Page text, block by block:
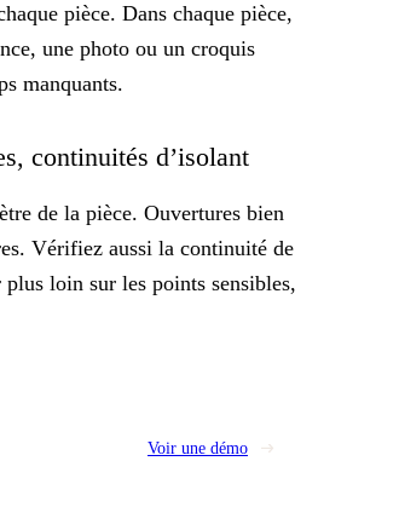
pièce. Dans chaque pièce,
une photo ou un croquis
manquants.
continuités d’isolant
de la pièce. Ouvertures bien
Vérifiez aussi la continuité de
loin sur les points sensibles,
Voir une démo